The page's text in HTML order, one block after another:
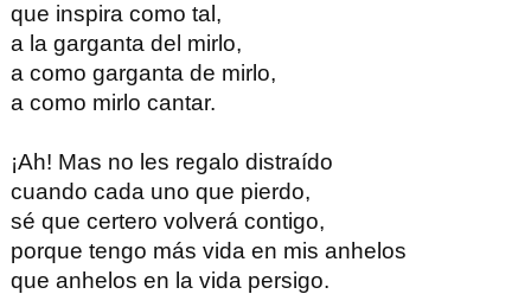
que inspira como tal,
a la garganta del mirlo,
a como garganta de mirlo,
a como mirlo cantar.
¡Ah! Mas no les regalo distraído
cuando cada uno que pierdo,
sé que certero volverá contigo,
porque tengo más vida en mis anhelos
que anhelos en la vida persigo.